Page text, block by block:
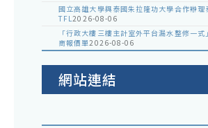
國立高雄大學與泰國朱拉隆功大學合作辦理
TFL2026-08-06
「行政大樓三樓主計室外平台漏水整修一
商報價單2026-08-06
網站連結